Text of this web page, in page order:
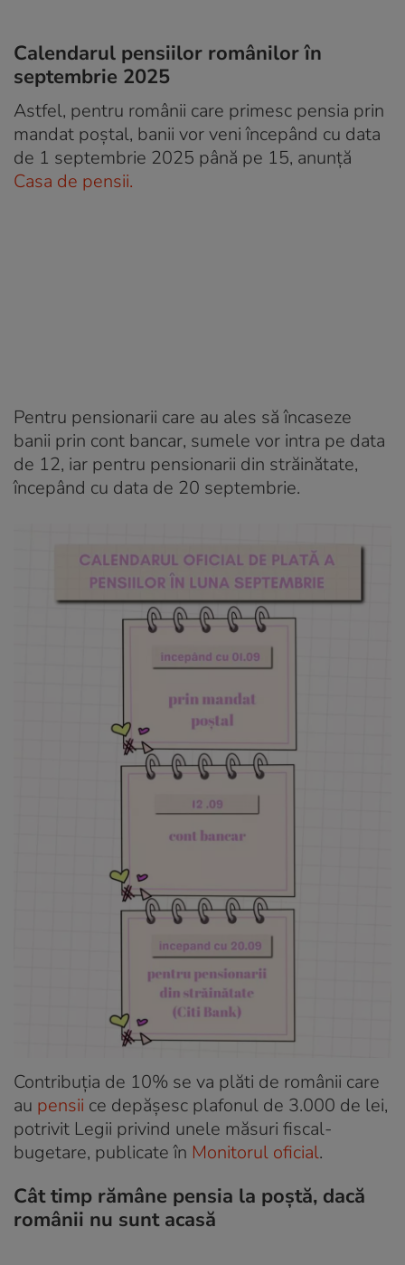
Calendarul pensiilor românilor în
septembrie 2025
Astfel, pentru românii care primesc pensia prin
mandat poștal, banii vor veni începând cu data
de 1 septembrie 2025 până pe 15, anunță
Casa de pensii.
Pentru pensionarii care au ales să încaseze
banii prin cont bancar, sumele vor intra pe data
de 12, iar pentru pensionarii din străinătate,
începând cu data de 20 septembrie.
Contribuția de 10% se va plăti de românii care
au pensii ce depășesc plafonul de 3.000 de lei,
potrivit Legii privind unele măsuri fiscal-
bugetare, publicate în Monitorul oficial.
Cât timp rămâne pensia la poștă, dacă
românii nu sunt acasă